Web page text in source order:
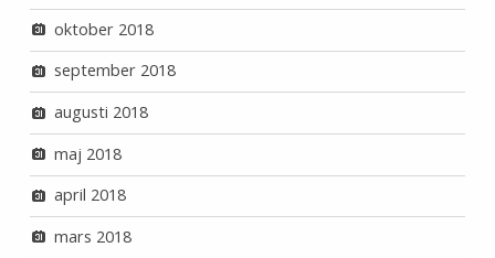
oktober 2018
september 2018
augusti 2018
maj 2018
april 2018
mars 2018